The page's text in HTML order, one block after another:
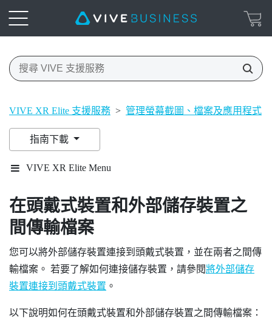
VIVE XR Elite 支援服務 > 管理螢幕截圖、檔案及應用程式
指南下載
VIVE XR Elite Menu
在頭戴式裝置和外部儲存裝置之
間傳輸檔案
您可以將外部儲存裝置連接到頭戴式裝置，並在兩者之間傳
輸檔案。 若要了解如何連接儲存裝置，請參閱將外部儲存
裝置連接到頭戴式裝置 。
以下說明如何在頭戴式裝置和外部儲存裝置之間傳輸檔案：